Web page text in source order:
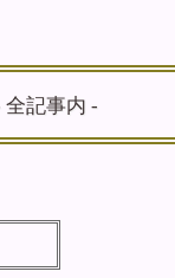
記事内 -